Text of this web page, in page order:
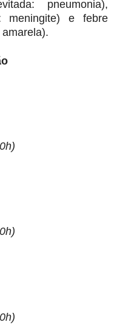
pneumonia),
meningite) e febre